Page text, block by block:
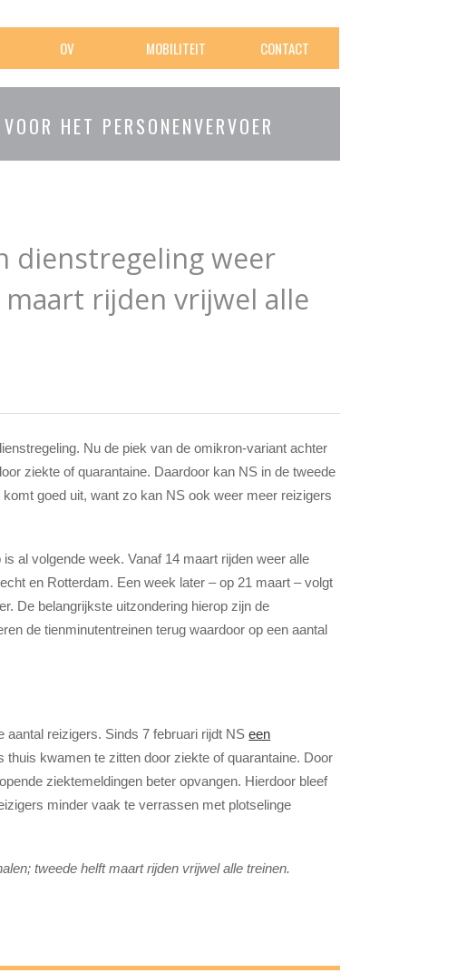
OV MOBILITEIT CONTACT
HET PERSONENVERVOER
dienstregeling weer
rijden vrijwel alle
Nu de piek van de omikron-variant achter
ziekte of quarantaine. Daardoor kan NS in de tweede
goed uit, want zo kan NS ook weer meer reizigers
al volgende week. Vanaf 14 maart rijden weer alle
en Rotterdam. Een week later – op 21 maart – volgt
De belangrijkste uitzondering hierop zijn de
de tienminutentreinen terug waardoor op een aantal
reizigers. Sinds 7 februari rijdt NS een
thuis kwamen te zitten door ziekte of quarantaine. Door
ziektemeldingen beter opvangen. Hierdoor bleef
minder vaak te verrassen met plotselinge
tweede helft maart rijden vrijwel alle treinen.